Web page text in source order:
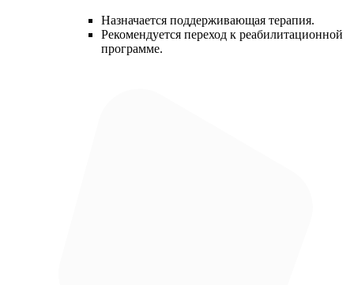
Назначается поддерживающая терапия.
Рекомендуется переход к реабилитационной
программе.